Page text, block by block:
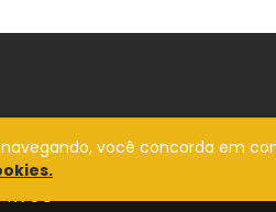
NVGO
você concorda em